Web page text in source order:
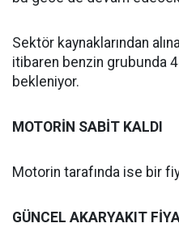
Sektör kaynaklarından
itibaren benzin grubunda
bekleniyor.
MOTORİN SABİT KALDI
Motorin tarafında ise bir
GÜNCEL AKARYAKIT